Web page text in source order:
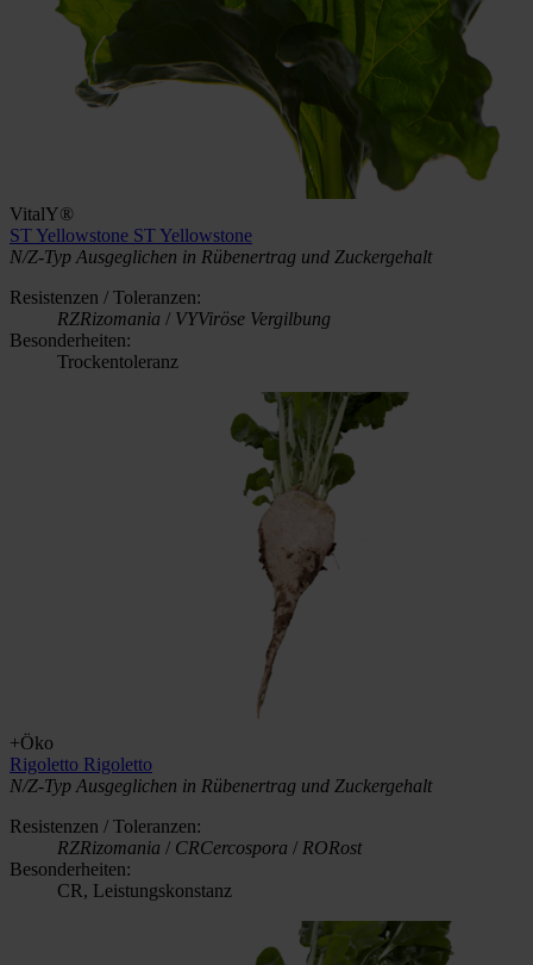
VitalY®
ST Yellowstone ST Yellowstone
N/Z-Typ Ausgeglichen in Rübenertrag und Zuckergehalt
Resistenzen / Toleranzen:
RZRizomania / VYViröse Vergilbung
Besonderheiten:
Trockentoleranz
+Öko
Rigoletto Rigoletto
N/Z-Typ Ausgeglichen in Rübenertrag und Zuckergehalt
Resistenzen / Toleranzen:
RZRizomania / CRCercospora / RORost
Besonderheiten:
CR, Leistungskonstanz